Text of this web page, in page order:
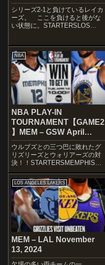
シリーズ2-1と負けているレイカ
ーズ。 ここを負けると後がな
い状態に。STARTERSLOS
HayesAustin ReavesLuka
Donci...
NBA
NBA PLAY-IN
TOURNAMENT【GAME2
】MEM – GSW April
15,2025
ウルブズとの三つ巴に敗れたグ
リズリーズとウォリアーズの対
決！！STARTERSMEMPHIS
GRIZZLIESJa MorantDesmond
BaneScotty Pippen Jr.Jaren
Jackson Jr.Zach Edey...
LOS ANGELES LAKERS
MEM – LAL November
13, 2024